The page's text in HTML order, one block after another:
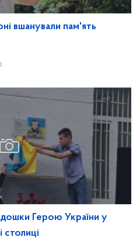
вшанували пам'ять
Герою України у